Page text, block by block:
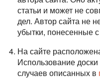
статьи и может не
дел. Автор сайта не
убытки, понесенные
На сайте
Использование
случаев описанных в